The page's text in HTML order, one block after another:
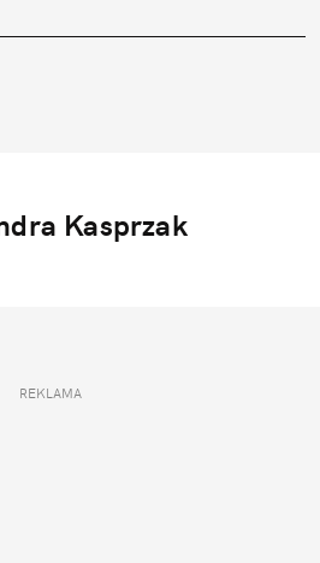
Kasprzak
REKLAMA